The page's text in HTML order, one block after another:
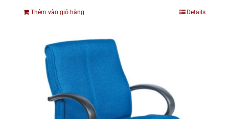
Thêm vào giỏ hàng Details